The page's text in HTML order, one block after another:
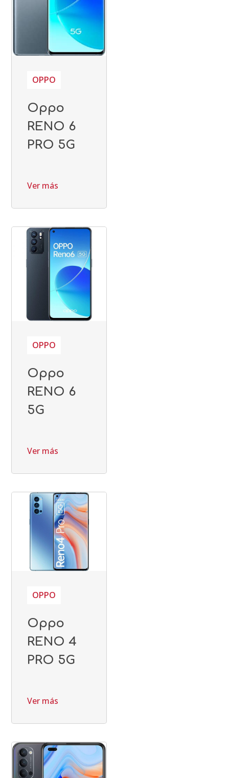
OPPO
Oppo
RENO 6
PRO 5G
Ver más
OPPO
Oppo
RENO 6
5G
Ver más
OPPO
Oppo
RENO 4
PRO 5G
Ver más